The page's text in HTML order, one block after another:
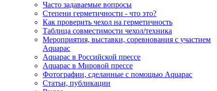
Часто задаваемые вопросы
Степени герметичности - что это?
Как проверить чехол на герметичность
Таблица совместимости чехол/техника
Мероприятия, выставки, соревнования с участием
Aquapac
Aquapac в Российской прессе
Aquapac в Мировой прессе
Фотографии, сделанные с помощью Aquapac
Статьи, публикации